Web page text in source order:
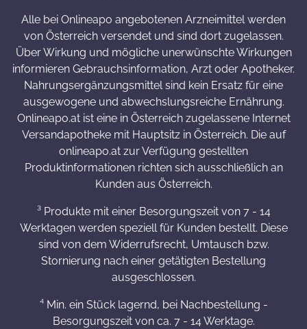
Alle bei Onlineapo angebotenen Arzneimittel werden
von Österreich versendet und sind dort zugelassen.
Über Wirkung und mögliche unerwünschte Wirkungen
informieren Gebrauchsinformation, Arzt oder Apotheker.
Nahrungsergänzungsmittel sind kein Ersatz für eine
ausgewogene und abwechslungsreiche Ernährung.
Onlineapo.at ist eine in Österreich zugelassene Internet
Versandapotheke mit Hauptsitz in Österreich. Die auf
onlineapo.at zur Verfügung gestellten
Produktinformationen richten sich ausschließlich an
Kunden aus Österreich.
³ Produkte mit einer Besorgungszeit von 7 - 14
Werktagen werden speziell für Kunden bestellt. Diese
sind von dem Widerrufsrecht, Umtausch bzw.
Stornierung nach einer getätigten Bestellung
ausgeschlossen.
⁴ Min. ein Stück lagernd, bei Nachbestellung -
Besorgungszeit von ca. 7 - 14 Werktage.